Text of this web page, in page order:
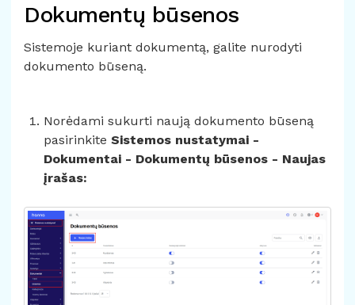
Dokumentų būsenos
Sistemoje kuriant dokumentą, galite nurodyti
dokumento būseną.
Norėdami sukurti naują dokumento būseną
pasirinkite Sistemos nustatymai -
Dokumentai - Dokumentų būsenos - Naujas
įrašas: